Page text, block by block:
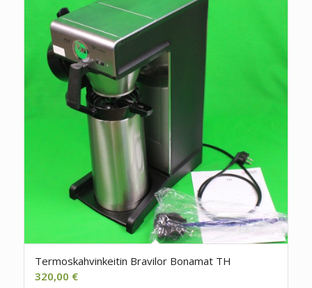
Termoskahvinkeitin Bravilor Bonamat TH
320,00 €